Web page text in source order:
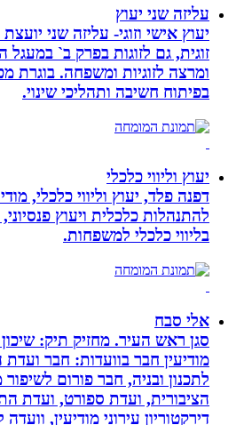
עליזה שני יעוץ
יעוץ אישי וזוגי- עליזה שני יועצת
זוגית, גם לזוגות בפרק ב` במעגל
ומרצה לזוגיות ומשפחה. בוגרת
בפיתוח חשיבה ותהליכי שינוי.
יעוץ וליווי כלכלי
דפנה פלד, יעוץ וליווי כלכלי,
בליווי כלכלי למשפחות.
אלי סבח
סגן ראש העיר. מחזיק תיק: שיכון
מודיעין חבר בוועדות: חבר ועדת
לתכנון ובניה, חבר פורום לשיפור
הציבורית, ועדת ספורט, ועדת
דירקטוריון עירוני מודיעין, וועדה